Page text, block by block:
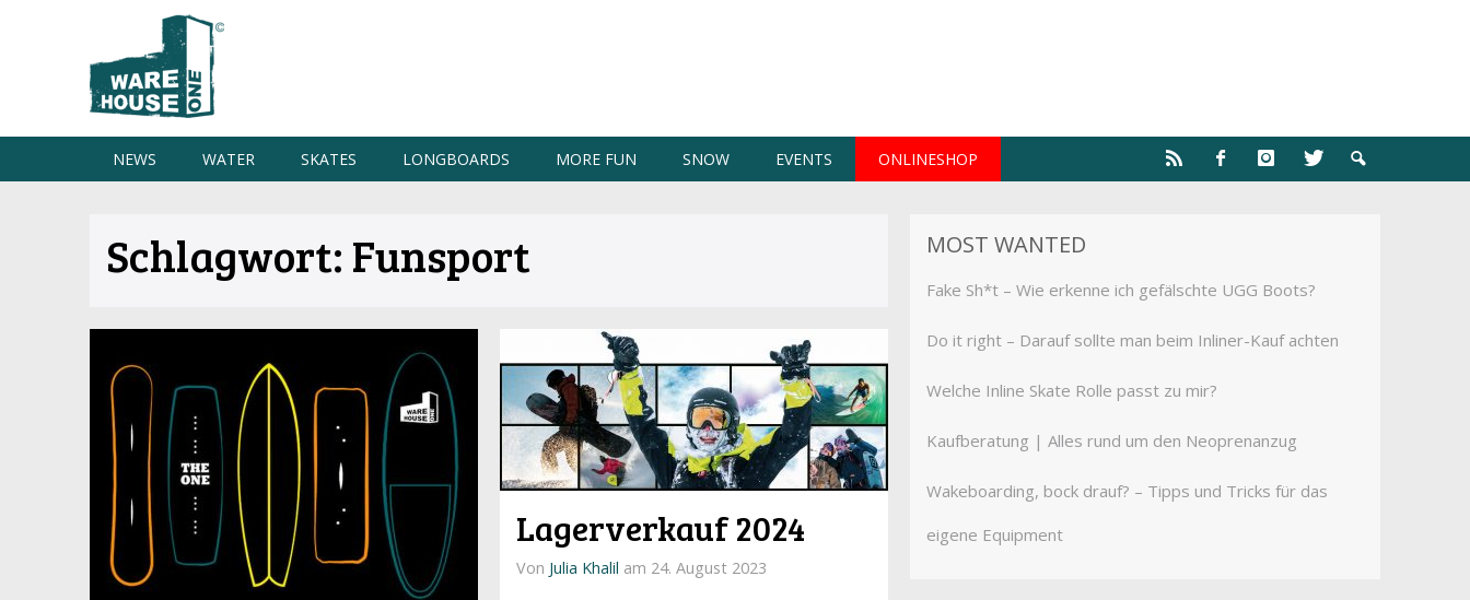
NEWS WATER SKATES LONGBOARDS MORE FUN SNOW EVENTS ONLINESHOP
Schlagwort: Funsport
Lagerverkauf 2024
Von Julia Khalil am 24. August 2023
MOST WANTED
Fake Sh*t – Wie erkenne ich gefälschte UGG Boots?
Do it right – Darauf sollte man beim Inliner-Kauf achten
Welche Inline Skate Rolle passt zu mir?
Kaufberatung | Alles rund um den Neoprenanzug
Wakeboarding, bock drauf? – Tipps und Tricks für das
eigene Equipment